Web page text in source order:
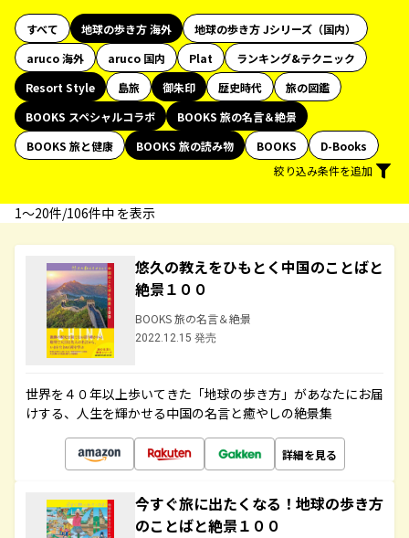
すべて 地球の歩き方 海外
地球の歩き方 Jシリーズ（国内）
aruco 海外
aruco 国内 Plat
ランキング&テクニック
Resort Style
島旅 御朱印 歴史時代
旅の図鑑
BOOKS スペシャルコラボ
BOOKS 旅の名言＆絶景
BOOKS 旅と健康
BOOKS 旅の読み物 BOOKS
D-Books
絞り込み条件を追加
1〜20件/106件中 を表示
悠久の教えをひもとく中国のことばと
絶景１００
BOOKS 旅の名言＆絶景
2022.12.15 発売
世界を４０年以上歩いてきた「地球の歩き方」があなたにお届
けする、人生を輝かせる中国の名言と癒やしの絶景集
詳細を見る
今すぐ旅に出たくなる！地球の歩き方
のことばと絶景１００